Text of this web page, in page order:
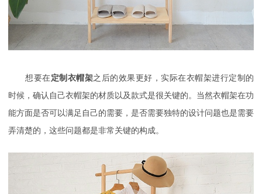
想要在定制衣帽架之后的效果更好，实际在衣帽架进行定制的
时候，确认自己衣帽架的材质以及款式是很关键的。当然衣帽架在功
能方面是否可以满足自己的需要，是否需要独特的设计问题也是需要
弄清楚的，这些问题都是非常关键的构成。